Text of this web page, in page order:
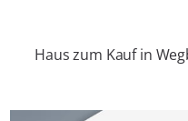
Haus zum Kauf in